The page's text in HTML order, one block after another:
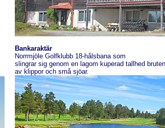
Bankaraktär
Norrmjöle Golfklubb 18-hålsbana som
slingrar sig genom en lagom kuperad tallhed bruten
av klippor och små sjöar.